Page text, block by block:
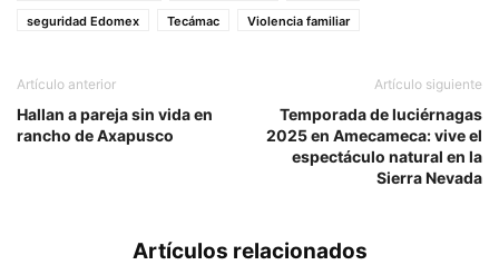
seguridad Edomex
Tecámac Violencia familiar
Artículo anterior
Hallan a pareja sin vida en
rancho de Axapusco
Artículo siguiente
Temporada de luciérnagas
2025 en Amecameca: vive el
espectáculo natural en la
Sierra Nevada
Artículos relacionados